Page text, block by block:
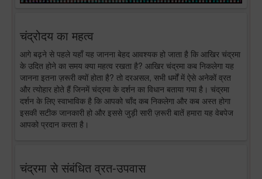
चंद्रोदय का महत्व
आगे बढ़ने से पहले यहाँ यह जानना बेहद आवश्यक हो जाता है कि आखिर चंद्रमा
के उदित होने का समय क्या महत्व रखता है? आखिर चंद्रमा कब निकलेगा यह
जानना इतना ज़रूरी क्यों होता है? तो दरअसल, सभी धर्मों में ऐसे अनेकों व्रत
और त्योहार होते हैं जिनमें चंद्रमा के दर्शन का विधान बताया गया है। चंद्रमा
दर्शन के लिए स्वाभाविक है कि आपको चाँद कब निकलेगा और कब अस्त होगा
इसकी सटीक जानकारी हो और इससे जुड़ी सारी ज़रूरी बातें हमारा यह वेबपेज
आपको प्रदान करता है।
चंद्रमा से संबंधित व्रत-उपवास